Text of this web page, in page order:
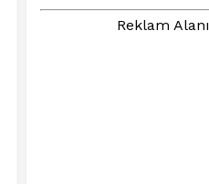
Reklam Alanı